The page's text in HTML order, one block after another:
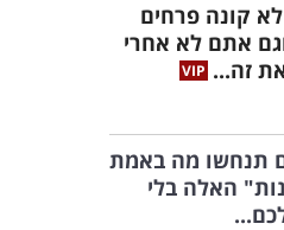
קונה פרחים
אתם לא אחרי
זה...
תנחשו מה באמת
האלה בלי